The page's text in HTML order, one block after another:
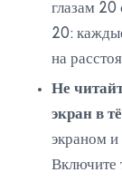
глазам
20:
на
Не
экран в
экраном и
Включите